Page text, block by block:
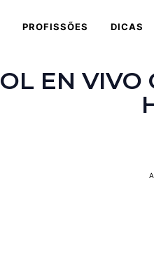
PROFISSÕES DICAS
EN VIVO